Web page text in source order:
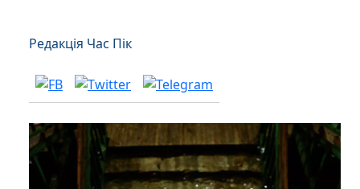
Редакція Час Пік